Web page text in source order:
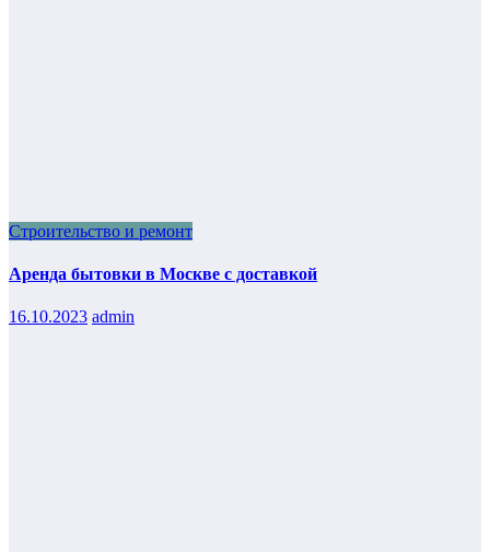
Строительство и ремонт
Аренда бытовки в Москве с доставкой
16.10.2023 admin